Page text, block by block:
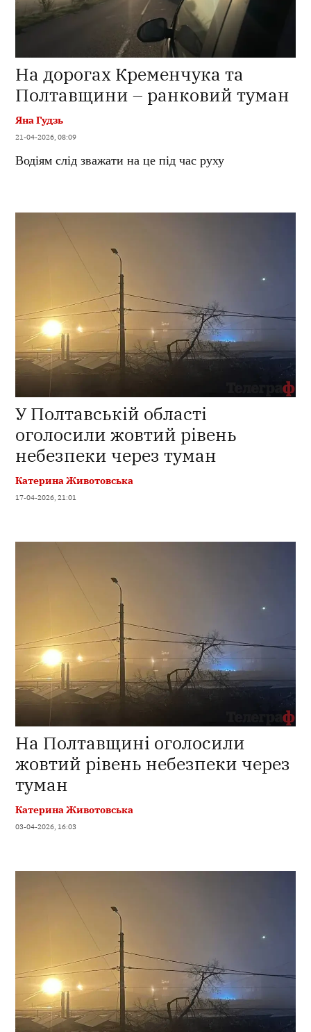
На дорогах Кременчука та
Полтавщини – ранковий туман
Яна Гудзь
21-04-2026, 08:09
Водіям слід зважати на це під час руху
У Полтавській області
оголосили жовтий рівень
небезпеки через туман
Катерина Животовська
17-04-2026, 21:01
На Полтавщині оголосили
жовтий рівень небезпеки через
туман
Катерина Животовська
03-04-2026, 16:03